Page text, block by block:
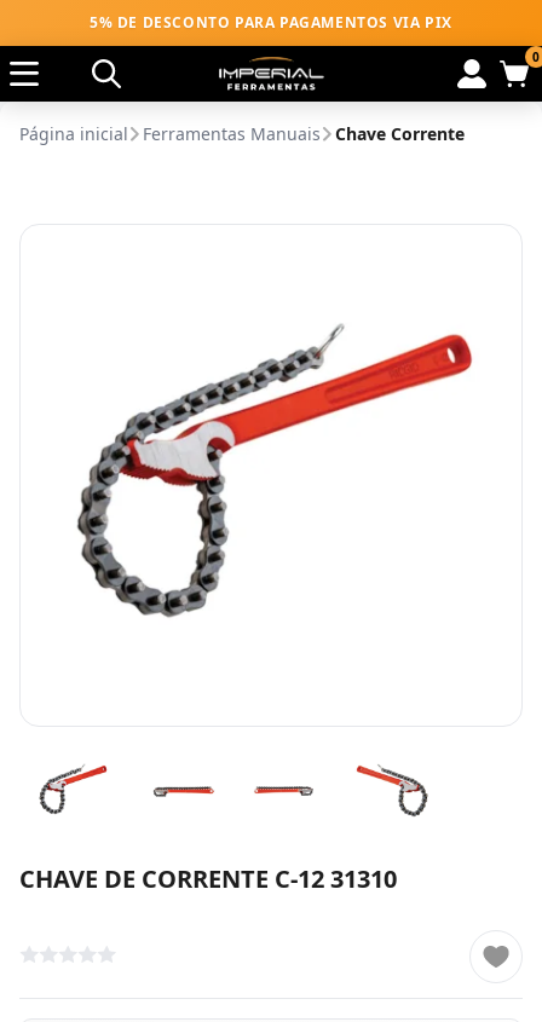
5% DE DESCONTO PARA PAGAMENTOS VIA PIX
0
Página inicial Ferramentas Manuais Chave Corrente
CHAVE DE CORRENTE C-12 31310